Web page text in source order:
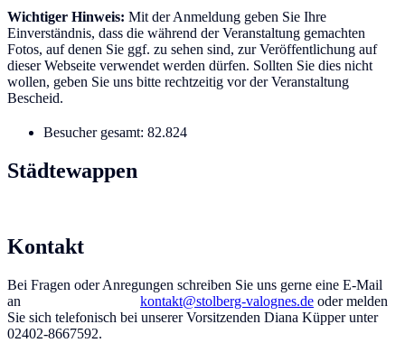
Wichtiger Hinweis: Mit der Anmeldung geben Sie Ihre
Einverständnis, dass die während der Veranstaltung gemachten
Fotos, auf denen Sie ggf. zu sehen sind, zur Veröffentlichung auf
dieser Webseite verwendet werden dürfen. Sollten Sie dies nicht
wollen, geben Sie uns bitte rechtzeitig vor der Veranstaltung
Bescheid.
Besucher gesamt: 82.824
Städtewappen
Kontakt
Bei Fragen oder Anregungen schreiben Sie uns gerne eine E-Mail
an kontakt@stolberg-valognes.de oder melden
Sie sich telefonisch bei unserer Vorsitzenden Diana Küpper unter
02402-8667592.